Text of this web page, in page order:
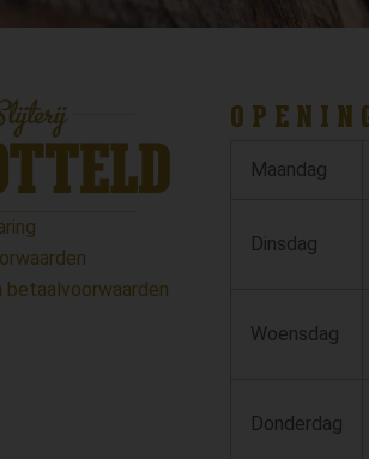
betaalvoorwaarden
Maandag
Dinsdag
Woensdag
Donderdag